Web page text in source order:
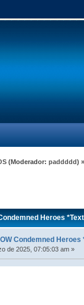
(Moderador:paddddd) »
Heroes
Condemned Heroes
de 2025, 07:05:03 am »